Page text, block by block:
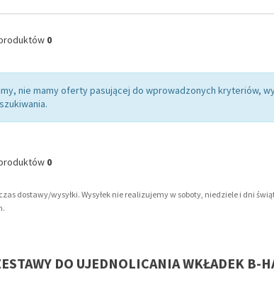
0
nie mamy oferty pasującej do wprowadzonych kryteriów,
0
dostawy/wysyłki. Wysyłek nie realizujemy w soboty, niedziele i dni
DO UJEDNOLICANIA WKŁADEK B-